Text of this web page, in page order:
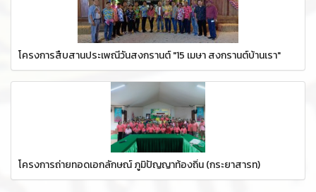
โครงการสืบสานประเพณีวันสงกรานต์ "15 เมษา สงกรานต์บ้านเรา"
โครงการถ่ายทอดเอกลักษณ์ ภูมิปัญญาท้องถิ่น (กระยาสารท)